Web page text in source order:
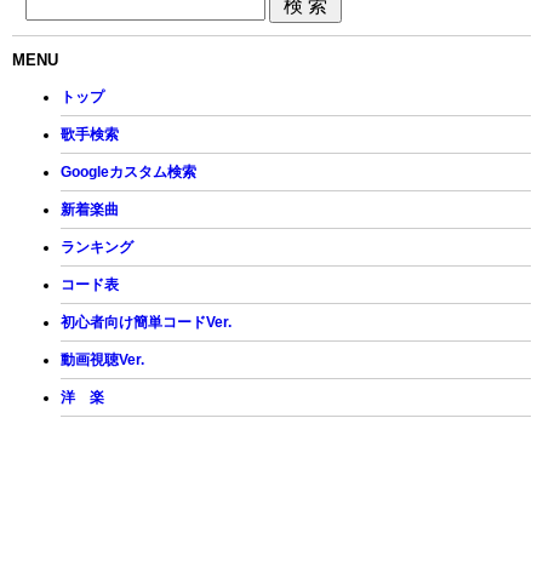
MENU
トップ
歌手検索
Googleカスタム検索
新着楽曲
ランキング
コード表
初心者向け簡単コードVer.
動画視聴Ver.
洋 楽